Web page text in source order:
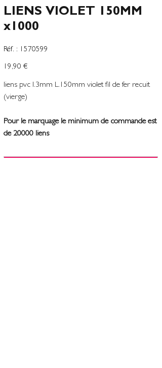
LIENS VIOLET 150MM
x1000
Réf. :
SKU
1570599
1570599
Precio
19,90 €
liens pvc l.3mm L.150mm violet fil de fer recuit
(vierge)
Pour le marquage le minimum de commande est
de 20000 liens